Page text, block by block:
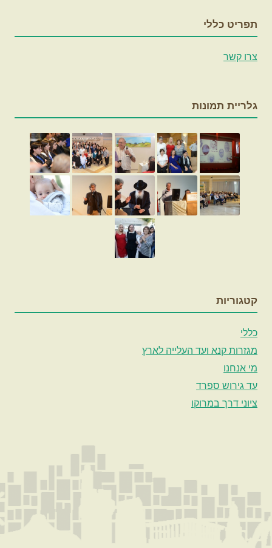
תפריט כללי
צרו קשר
גלריית תמונות
קטגוריות
כללי
מגזרות קנא ועד העלייה לארץ
מי אנחנו
עד גירוש ספרד
ציוני דרך במרוקו